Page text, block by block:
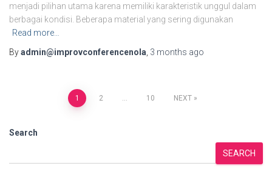
menjadi pilihan utama karena memiliki karakteristik unggul dalam
berbagai kondisi. Beberapa material yang sering digunakan
Read more…
Byadmin@improvconferencenola 3 months ago
pagination
1 2 10 NEXT
Search
SEARCH